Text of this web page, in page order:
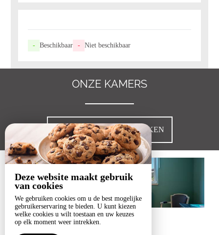
Deze website maakt gebruik
van cookies
We gebruiken cookies om u de best mogelijke
gebruikerservaring te bieden. U kunt kiezen
welke cookies u wilt toestaan en uw keuzes
op elk moment weer intrekken.
- Beschikbaar - Niet beschikbaar
ONZE KAMERS
AL ONZE KAMERS BEKIJKEN
Les Eucalyptus